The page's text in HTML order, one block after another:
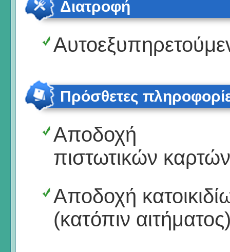
Διατροφή
Πρόσθετες
Αποδοχή
πιστωτικών καρτών
Αποδοχή
(κατόπιν